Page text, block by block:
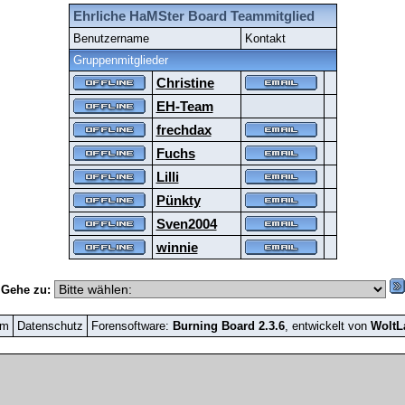
Ehrliche HaMSter Board Teammitglied
Benutzername
Kontakt
Gruppenmitglieder
Christine
EH-Team
frechdax
Fuchs
Lilli
Pünkty
Sven2004
winnie
Gehe zu:
Datenschutz Forensoftware: Burning Board 2.3.6, entwickelt von